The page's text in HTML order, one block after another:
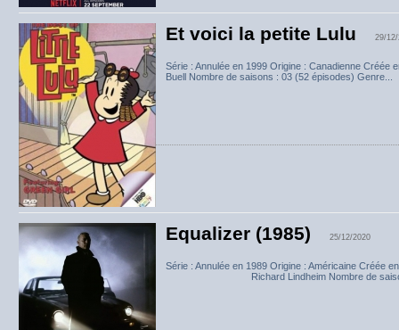
Et voici la petite Lulu 29/12/
Série : Annulée en 1999 Origine : Canadienne Créée
Buell Nombre de saisons : 03 (52 épisodes) Genre...
Equalizer (1985) 25/12/2020
Série : Annulée en 1989 Origine : Américaine Créée
Richard Lindheim Nombre de